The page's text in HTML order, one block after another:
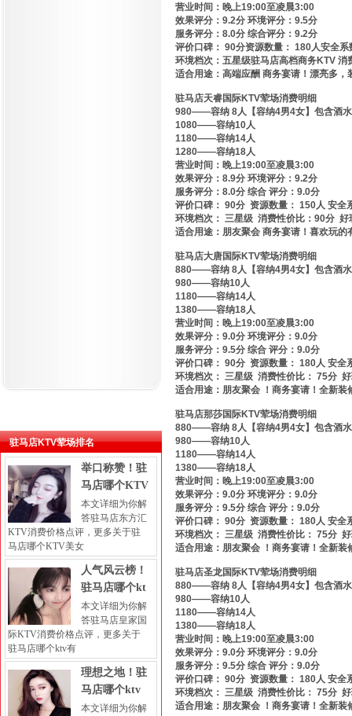
营业时间：晚上19:00至凌晨3:00
效果评分：9.2分 环境评分：9.5分
服务评分：8.0分 综合评分：9.2分
评价口碑： 90分资源数量： 180人安全系
环境档次：五星级驻马店高档商务KTV
适合用途：高端应酬 商务宴请！漂亮多
驻马店天睿国际KTV荤场消费明细
980——容纳 8人【容纳4男4女】包含酒水
1080——容纳10人
1180——容纳14人
1280——容纳18人
营业时间：晚上19:00至凌晨3:00
效果评分：8.9分 环境评分：9.2分
服务评分：8.0分 综合 评分：9.0分
评价口碑： 90分 资源数量： 150人 安全
环境档次： 三星级 消费性价比：90分 好
适合用途：朋友聚会 商务宴请！喜欢玩
驻马店大唐国际KTV荤场消费明细
880——容纳 8人【容纳4男4女】包含酒水
980——容纳10人
1180——容纳14人
1380——容纳18人
营业时间：晚上19:00至凌晨3:00
效果评分：9.0分 环境评分：9.0分
服务评分：9.5分 综合 评分：9.0分
评价口碑： 90分 资源数量： 180人 安全
环境档次： 三星级 消费性价比： 75分
适合用途：朋友聚会 ！商务宴请！全新
驻马店那莎国际KTV荤场消费明细
880——容纳 8人【容纳4男4女】包含酒水
980——容纳10人
1180——容纳14人
1380——容纳18人
营业时间：晚上19:00至凌晨3:00
效果评分：9.0分 环境评分：9.0分
服务评分：9.5分 综合 评分：9.0分
评价口碑： 90分 资源数量： 180人 安全
环境档次： 三星级 消费性价比： 75分
适合用途：朋友聚会 ！商务宴请！全新
驻马店圣龙国际KTV荤场消费明细
880——容纳 8人【容纳4男4女】包含酒水
980——容纳10人
1180——容纳14人
1380——容纳18人
营业时间：晚上19:00至凌晨3:00
效果评分：9.0分 环境评分：9.0分
服务评分：9.5分 综合 评分：9.0分
评价口碑： 90分 资源数量： 180人 安全
环境档次： 三星级 消费性价比： 75分
适合用途：朋友聚会 ！商务宴请！全新
驻马店KTV荤场排名
举口称赞！驻
马店哪个KTV
本文详细为你解
答驻马店东方汇
KTV消费价格点评，更多关于驻
马店哪个KTV美女
人气风云榜！
驻马店哪个kt
本文详细为你解
答驻马店皇家国
际KTV消费价格点评，更多关于
驻马店哪个ktv有
理想之地！驻
马店哪个ktv
本文详细为你解